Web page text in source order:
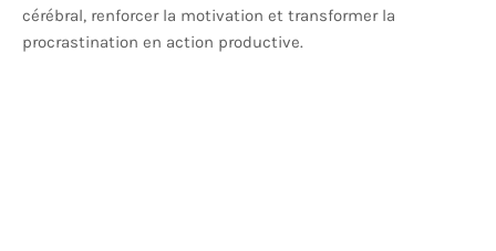
cérébral, renforcer la motivation et transformer la
procrastination en action productive.